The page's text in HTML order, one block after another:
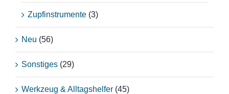
Zupfinstrumente (3)
Neu (56)
Sonstiges (29)
Werkzeug & Alltagshelfer (45)